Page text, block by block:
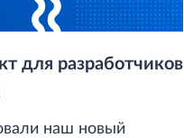
для разработчиков
наш новый